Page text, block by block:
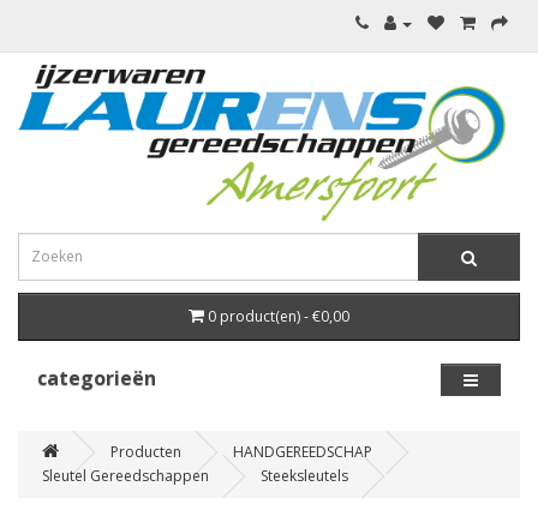
0 product(en) - €0,00
categorieën
Producten
HANDGEREEDSCHAP
Sleutel Gereedschappen
Steeksleutels